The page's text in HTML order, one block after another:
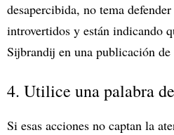
desapercibida, no tema
introvertidos y están indicando
Sijbrandij en una publicación
4. Utilice una palabra
Si esas acciones no captan la